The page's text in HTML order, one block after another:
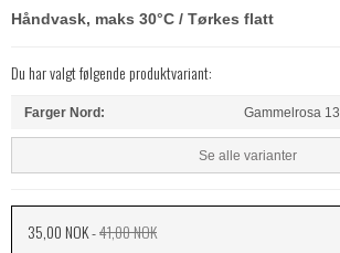
Håndvask, maks 30°C / Tørkes flatt
Du har valgt følgende produktvariant:
Farger Nord: Gammelrosa 13
Se alle varianter
35,00 NOK-41,00 NOK